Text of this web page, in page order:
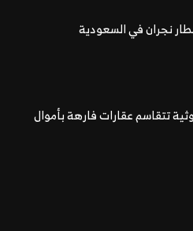
نجران في السعودية
تتقاسم عقارات فارهة بأموال